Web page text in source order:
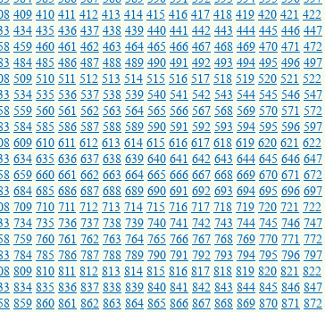
409 410 411 412 413 414 415 416 417 418 419 420 421 422
434 435 436 437 438 439 440 441 442 443 444 445 446 447
459 460 461 462 463 464 465 466 467 468 469 470 471 472
484 485 486 487 488 489 490 491 492 493 494 495 496 497
509 510 511 512 513 514 515 516 517 518 519 520 521 522
534 535 536 537 538 539 540 541 542 543 544 545 546 547
559 560 561 562 563 564 565 566 567 568 569 570 571 572
584 585 586 587 588 589 590 591 592 593 594 595 596 597
609 610 611 612 613 614 615 616 617 618 619 620 621 622
634 635 636 637 638 639 640 641 642 643 644 645 646 647
659 660 661 662 663 664 665 666 667 668 669 670 671 672
684 685 686 687 688 689 690 691 692 693 694 695 696 697
709 710 711 712 713 714 715 716 717 718 719 720 721 722
734 735 736 737 738 739 740 741 742 743 744 745 746 747
759 760 761 762 763 764 765 766 767 768 769 770 771 772
784 785 786 787 788 789 790 791 792 793 794 795 796 797
809 810 811 812 813 814 815 816 817 818 819 820 821 822
834 835 836 837 838 839 840 841 842 843 844 845 846 847
859 860 861 862 863 864 865 866 867 868 869 870 871 872